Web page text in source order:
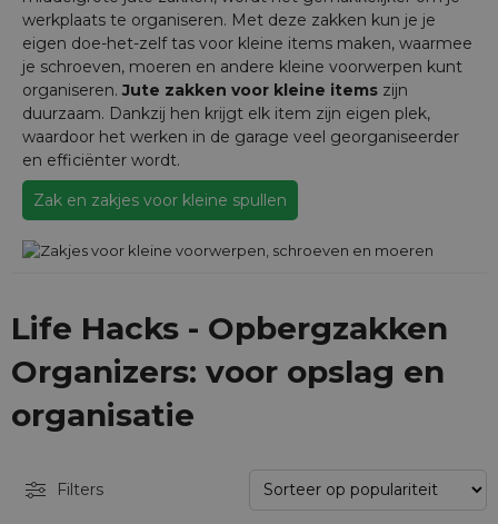
werkplaats te organiseren. Met deze zakken kun je je
eigen doe-het-zelf tas voor kleine items maken, waarmee
je schroeven, moeren en andere kleine voorwerpen kunt
organiseren.Jute zakken voor kleine items zijn
duurzaam. Dankzij hen krijgt elk item zijn eigen plek,
waardoor het werken in de garage veel georganiseerder
en efficiënter wordt.
Zak en zakjes voor kleine spullen
Life Hacks - Opbergzakken
Organizers: voor opslag en
organisatie
Filters